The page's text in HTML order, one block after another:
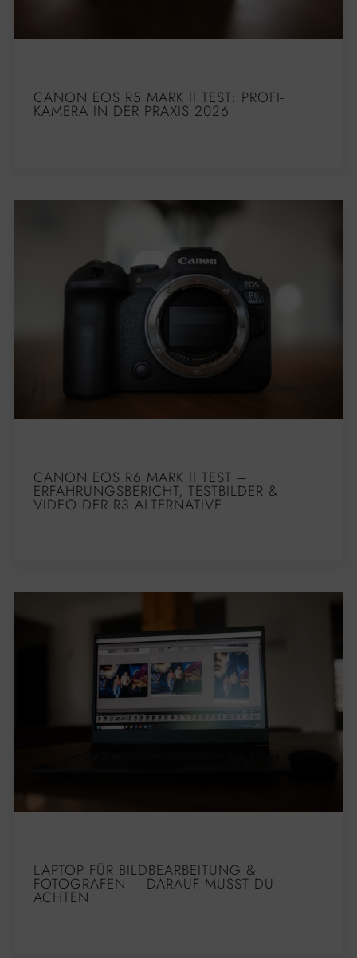
CANON EOS R5 MARK II TEST: PROFI-
KAMERA IN DER PRAXIS 2026
CANON EOS R6 MARK II TEST –
ERFAHRUNGSBERICHT, TESTBILDER &
VIDEO DER R3 ALTERNATIVE
LAPTOP FÜR BILDBEARBEITUNG &
FOTOGRAFEN – DARAUF MUSST DU
ACHTEN